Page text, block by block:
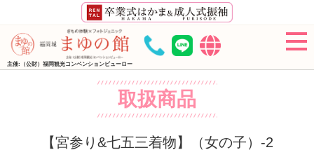
主催:（公財）福岡観光コンベンションビューロー
取扱商品
【宮参り&七五三着物】（女の子）-2